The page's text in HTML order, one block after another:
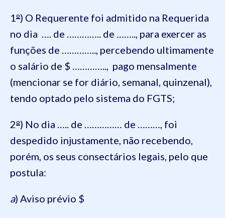
1º) O Requerente foi admitido na Requerida
no dia …. de ………….. de …….., para exercer as
funções de ………….., percebendo ultimamente
o salário de $ ………….., pago mensalmente
(mencionar se for diário, semanal, quinzenal),
tendo optado pelo sistema do FGTS;
2º) No dia ….. de …………… de ………, foi
despedido injustamente, não recebendo,
porém, os seus consectários legais, pelo que
postula:
a) Aviso prévio $